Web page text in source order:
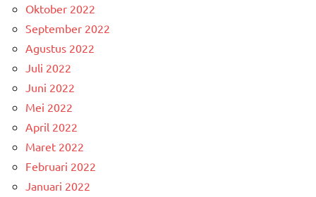
Oktober 2022
September 2022
Agustus 2022
Juli 2022
Juni 2022
Mei 2022
April 2022
Maret 2022
Februari 2022
Januari 2022